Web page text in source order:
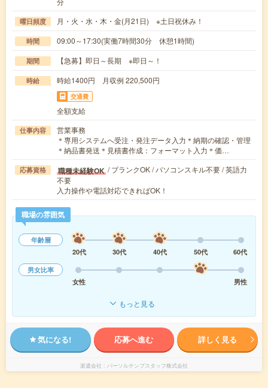
曜日頻度 月・火・水・木・金(月21日) ※土日祝休み！
時間 09:00～17:30(実働7時間30分 休憩1時間)
期間 【急募】即日～長期 ※即日～！
時給 時給1400円 月収例 220,500円
交通費
全額支給
仕事内容
営業事務
＊専用システムへ受注・発注データ入力＊納期の確認・管理
＊納品書発送＊見積書作成：フォーマット入力＊価…
応募資格 職種未経験OK / ブランクOK / パソコンスキル不要 / 英語力
不要
入力操作や電話対応できればOK！
職場の雰囲気
年齢層
20代
30代 40代 50代
60代
男女比率
女性
男性
もっと見る
気になる! 応募へ進む 詳しく見る
派遣会社 パーソルテンプスタッフ株式会社